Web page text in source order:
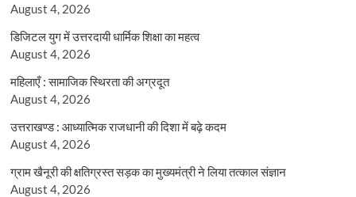
August 4, 2026
डिजिटल युग में उत्तरदायी धार्मिक शिक्षा का महत्व
August 4, 2026
महिलाएँ : सामाजिक स्थिरता की अग्रदूत
August 4, 2026
उत्तराखण्ड : आध्यात्मिक राजधानी की दिशा में बढ़े कदम
August 4, 2026
ग्राम खैनूरी की क्षतिग्रस्त सड़क का मुख्यमंत्री ने लिया तत्काल संज्ञान
August 4, 2026